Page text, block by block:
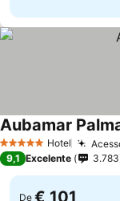
5 Estrelas Hotel
Aubamar
9,1 Excelente 3.783
De € 101